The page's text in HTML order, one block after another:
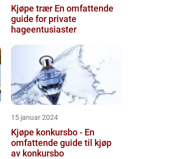
Kjøpe trær En omfattende
guide for private
hageentusiaster
15 januar 2024
Kjøpe konkursbo - En
omfattende guide til kjøp
av konkursbo